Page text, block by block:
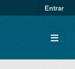
Entrar